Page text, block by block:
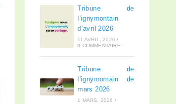
Tribune de
l’ignymontain
d’avril 2026
11 AVRIL, 2026 /
0 COMMENTAIRE
Tribune de
l’ignymontain de
mars 2026
1 MARS, 2026 /